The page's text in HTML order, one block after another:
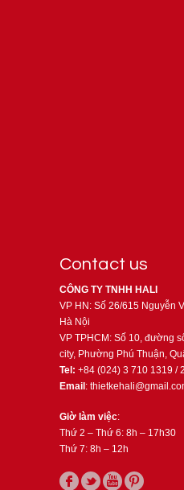
Contact us
CÔNG TY TNHH HALI
VP HN: Số 26/615 Nguyễn
Hà Nội
VP TPHCM: Số 10, đường
city, Phường Phú Thuận,
Tel: +84 (024) 3 710 1319 /
Email:
Giờ làm việc:
Thứ 2 – Thứ 6: 8h – 17h30
Thứ 7: 8h – 12h